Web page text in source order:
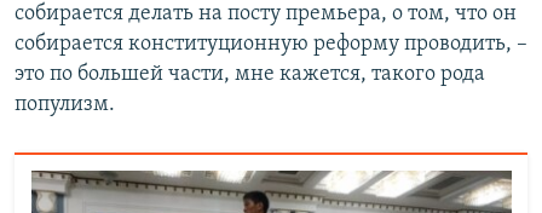
собирается делать на посту премьера, о том, что он
собирается конституционную реформу проводить, –
это по большей части, мне кажется, такого рода
популизм.